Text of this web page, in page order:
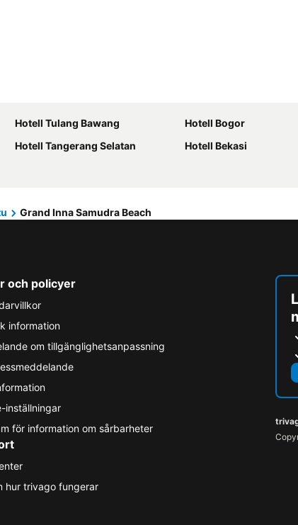
Hotell Tulang Bawang
Hotell Bogor
Hotell Tangerang Selatan
Hotell Bekasi
Grand Inna Samudra Beach
och policyer
information
om tillgänglighetsanpassning
inställningar
för information om sårbarheter
hur trivago fungerar